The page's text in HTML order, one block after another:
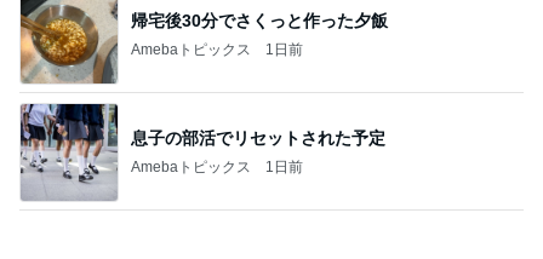
帰宅後30分でさくっと作った夕飯
Amebaトピックス 1日前
息子の部活でリセットされた予定
Amebaトピックス 1日前